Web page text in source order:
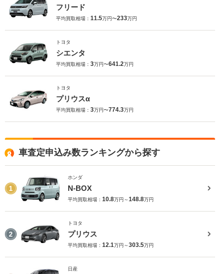
フリード
平均買取相場： 11.5万円〜233万円
トヨタ
シエンタ
平均買取相場： 3万円〜641.2万円
トヨタ
プリウスα
平均買取相場： 3万円〜774.3万円
車査定申込み数ランキングから探す
1
ホンダ
N-BOX
平均買取相場： 10.8万円～148.8万円
2
トヨタ
プリウス
平均買取相場： 12.1万円～303.5万円
日産